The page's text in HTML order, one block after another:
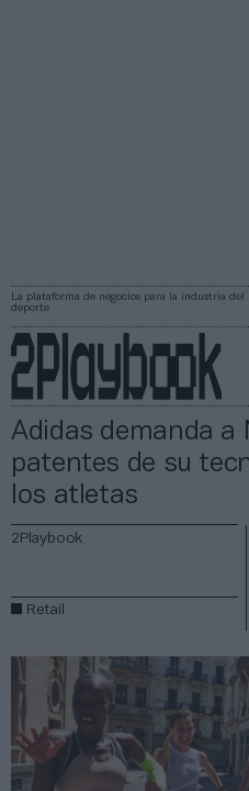
La plataforma de negocios para la industria del
deporte
Adidas demanda a
patentes de su
los atletas
2Playbook
Retail